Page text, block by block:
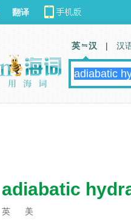
adiabatic
英 美
翻译
英 汉 | 汉